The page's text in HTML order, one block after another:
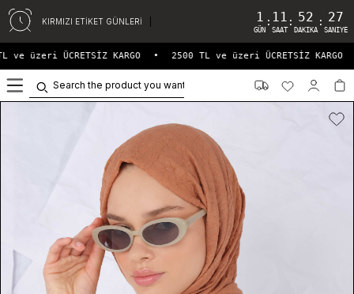
KIRMIZI ETİKET GÜNLERİ 1
GÜN
: 11
SAAT
: 52
DAKIKA
: 27
SANIYE
ve üzeri ÜCRETSİZ KARGO • 2500 TL ve üzeri ÜCRETSİZ KARGO